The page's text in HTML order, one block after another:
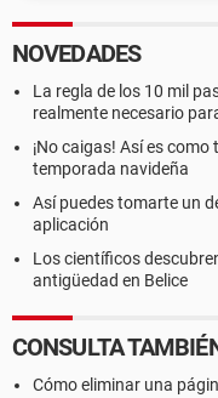
NOVEDADES
La regla de los 10 mil
realmente necesario
¡No caigas! Así es
temporada navideña
Así puedes tomarte un
aplicación
Los científicos
antigüedad en Belice
CONSULTA
Cómo eliminar una